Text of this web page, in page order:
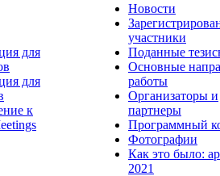
для
для
к
Новости
участники
Поданные
Основные
работы
Организаторы и
партнеры
Программный
Фотографии
Как это было:
2021